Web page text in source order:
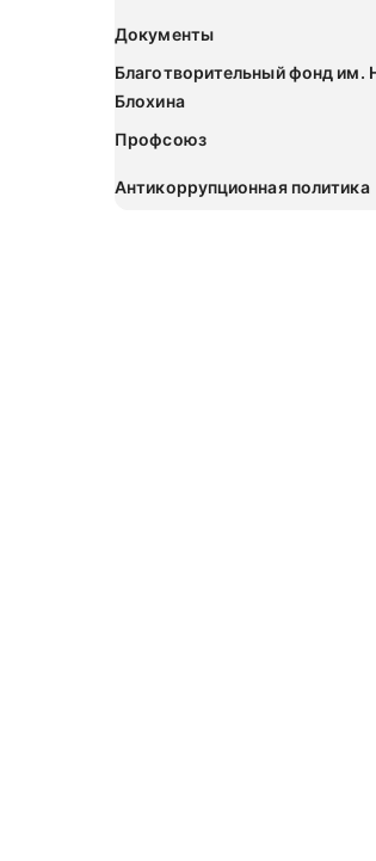
Документы
Благотворительный фонд им.
Блохина
Профсоюз
Антикоррупционная политика